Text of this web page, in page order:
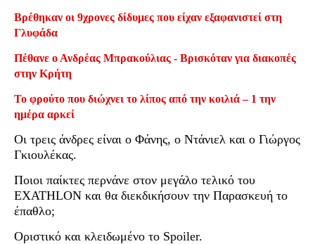
Βρέθηκαν οι 9χρονες δίδυμες που είχαν εξαφανιστεί στη
Γλυφάδα
Πέθανε ο Ανδρέας Μπρακούλιας - Βρισκόταν για διακοπές
στην Κρήτη
Το φρούτο που διώχνει το λίπος από την κοιλιά – 1 την
ημέρα αρκεί
Οι τρεις άνδρες είναι ο Φάνης, ο Ντάνιελ και ο Γιώργος
Γκιουλέκας.
Ποιοι παίκτες περνάνε στον μεγάλο τελικό του
EXATHLON και θα διεκδικήσουν την Παρασκευή το
έπαθλο;
Οριστικό και κλειδωμένο το Spoiler.